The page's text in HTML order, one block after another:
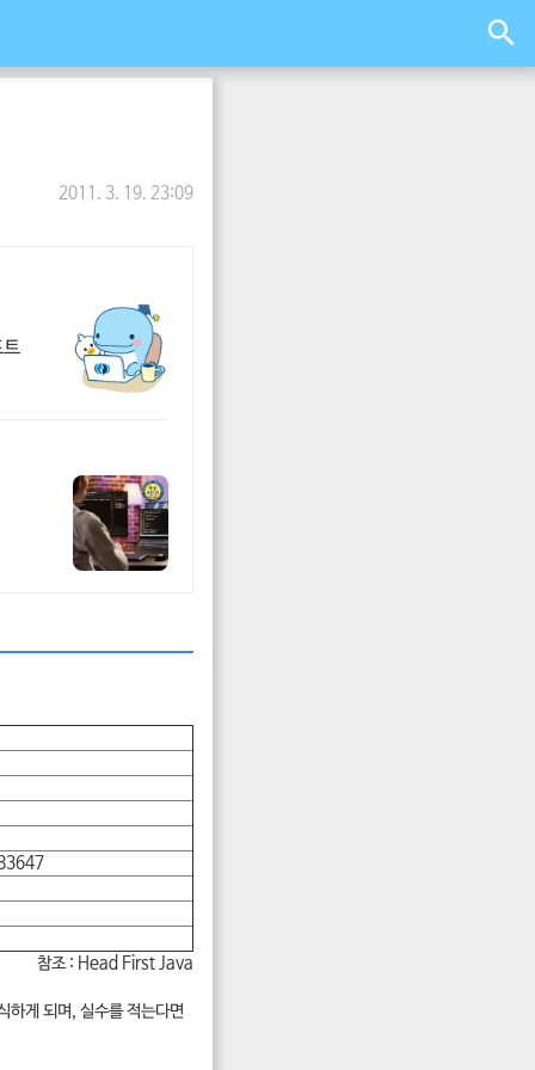
2011. 3. 19. 23:09
참조 : Head First Java
하게 되며, 실수를 적는다면